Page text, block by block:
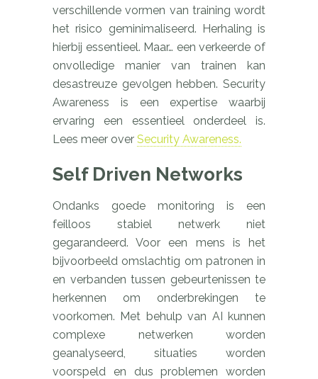
verschillende vormen van training wordt
het risico geminimaliseerd. Herhaling is
hierbij essentieel. Maar… een verkeerde of
onvolledige manier van trainen kan
desastreuze gevolgen hebben. Security
Awareness is een expertise waarbij
ervaring een essentieel onderdeel is.
Lees meer over Security Awareness.
Self Driven Networks
Ondanks goede monitoring is een
feilloos stabiel netwerk niet
gegarandeerd. Voor een mens is het
bijvoorbeeld omslachtig om patronen in
en verbanden tussen gebeurtenissen te
herkennen om onderbrekingen te
voorkomen. Met behulp van AI kunnen
complexe netwerken worden
geanalyseerd, situaties worden
voorspeld en dus problemen worden